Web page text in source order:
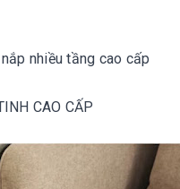
nhiều tầng cao cấp
CAO CẤP